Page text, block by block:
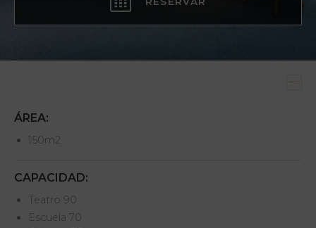
ÁREA:
150m2
CAPACIDAD:
Teatro 90
Escuela 70